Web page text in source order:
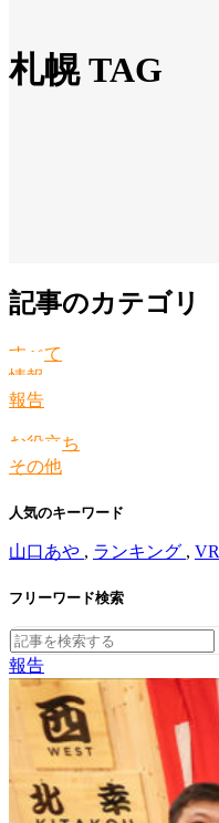
札幌 TAG
記事のカテゴリ
すべて
情報
報告
お役立ち
その他
人気のキーワード
山口あや , ランキング , VR
フリーワード検索
Search
for:
報告